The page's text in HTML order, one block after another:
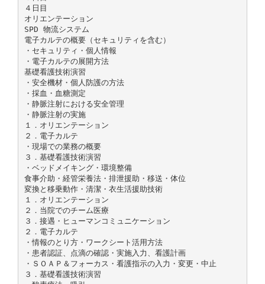
４日目
オリエンテーション
SPD 物流システム
電子カルテの概要（セキュリティを含む）
・セキュリティ・個人情報
・電子カルテの展開方法
基礎看護技術演習
・安全機材・個人防護の方法
・採血・血糖測定
・静脈注射における安全管理
・静脈注射の実施
１．オリエンテーション
２．電子カルテ
・現場での業務の概要
３．基礎看護技術演習
・ベッドメイキング・環境整備
食事介助・経管栄養法・排泄援助・移送・体位
変換と移乗動作・清潔・衣生活援助技術
１．オリエンテーション
２．当院でのチーム医療
３．接遇・ヒューマンコミュニケーション
２．電子カルテ
・情報のとり方・ワークシート活用方法
・患者認証、点滴の確認・実施入力、看護計画
・ＳＯＡＰ＆フォーカス・看護指示の入力・変更・中止
３．基礎看護技術演習